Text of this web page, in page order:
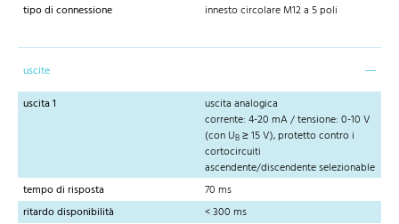
tipo di connessione
innesto circolare M12 a 5 poli
uscite
uscita 1
uscita analogica
corrente: 4-20 mA / tensione: 0-10 V
(con UB ≥ 15 V), protetto contro i
cortocircuiti
ascendente/discendente selezionable
tempo di risposta
70 ms
ritardo disponibilità
< 300 ms